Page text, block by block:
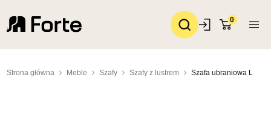
0
Strona główna Meble Szafy Szafy z lustrem Szafa ubraniowa L